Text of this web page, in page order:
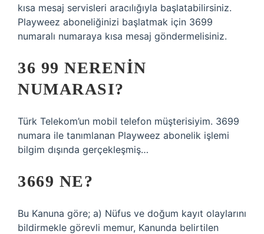
kısa mesaj servisleri aracılığıyla başlatabilirsiniz.
Playweez aboneliğinizi başlatmak için 3699
numaralı numaraya kısa mesaj göndermelisiniz.
36 99 NERENIN
NUMARASI?
Türk Telekom’un mobil telefon müşterisiyim. 3699
numara ile tanımlanan Playweez abonelik işlemi
bilgim dışında gerçekleşmiş…
3669 NE?
Bu Kanuna göre; a) Nüfus ve doğum kayıt olaylarını
bildirmekle görevli memur, Kanunda belirtilen